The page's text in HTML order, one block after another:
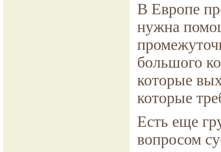
В Европе
нужна
большого
которые
которые
Есть еще
вопросом